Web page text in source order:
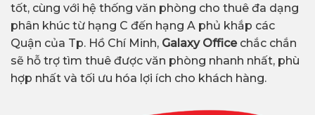
tốt, cùng với hệ thống văn phòng cho thuê đa dạng
phân khúc từ hạng C đến hạng A phủ khắp các
Quận của Tp. Hồ Chí Minh, Galaxy Office chắc chắn
sẽ hỗ trợ tìm thuê được văn phòng nhanh nhất, phù
hợp nhất và tối ưu hóa lợi ích cho khách hàng.